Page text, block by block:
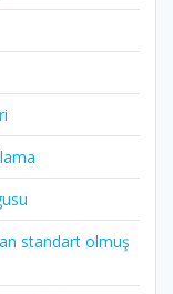
standart olmuş